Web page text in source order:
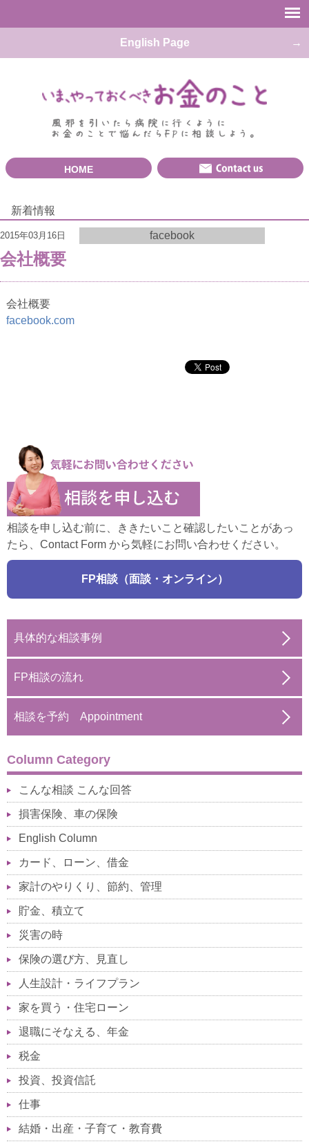
English Page
HOME
新着情報
2015年03月16日 facebook
会社概要
会社概要
facebook.com
相談を申し込む前に、ききたいこと確認したいことがあっ
たら、Contact Form から気軽にお問い合わせください。
FP相談（面談・オンライン）
具体的な相談事例
FP相談の流れ
相談を予約 Appointment
Column Category
こんな相談 こんな回答
損害保険、車の保険
English Column
カード、ローン、借金
家計のやりくり、節約、管理
貯金、積立て
災害の時
保険の選び方、見直し
人生設計・ライフプラン
家を買う・住宅ローン
退職にそなえる、年金
税金
投資、投資信託
仕事
結婚・出産・子育て・教育費